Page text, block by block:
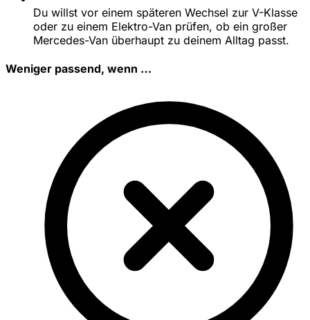
Du willst vor einem späteren Wechsel zur V-Klasse
oder zu einem Elektro-Van prüfen, ob ein großer
Mercedes-Van überhaupt zu deinem Alltag passt.
Weniger passend, wenn …